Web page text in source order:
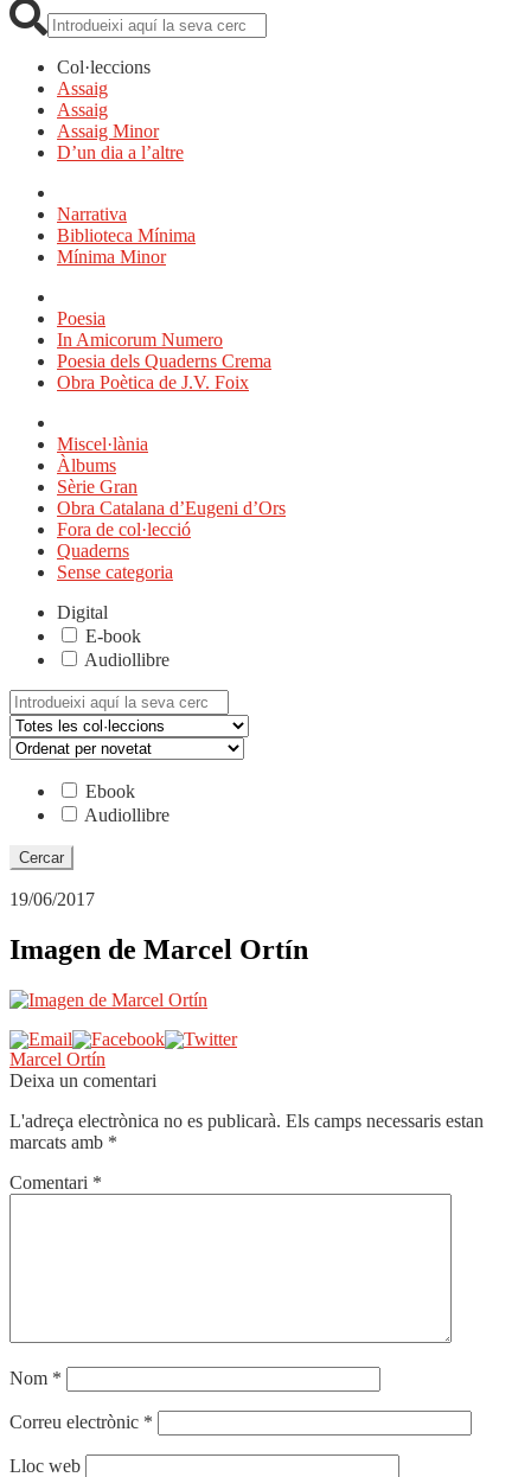
Col·leccions
Assaig
Assaig
Assaig Minor
D’un dia a l’altre
Narrativa
Biblioteca Mínima
Mínima Minor
Poesia
In Amicorum Numero
Poesia dels Quaderns Crema
Obra Poètica de J.V. Foix
Miscel·lània
Àlbums
Sèrie Gran
Obra Catalana d’Eugeni d’Ors
Fora de col·lecció
Quaderns
Sense categoria
Digital
E-book
Audiollibre
Cerca:
Ebook
Audiollibre
19/06/2017
Imagen de Marcel Ortín
Navegació
d'entrades
Entrada
anterior:
Marcel Ortín
Deixa un comentari
L'adreça electrònica no es publicarà. Els camps necessaris estan
marcats amb *
Comentari *
Nom *
Correu electrònic *
Lloc web